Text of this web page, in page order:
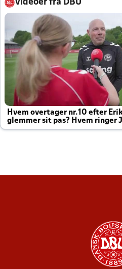
Videoer fra DBU
Hvem overtager nr.10 efter
glemmer sit pas? Hvem ringer
altid til efter kampe?